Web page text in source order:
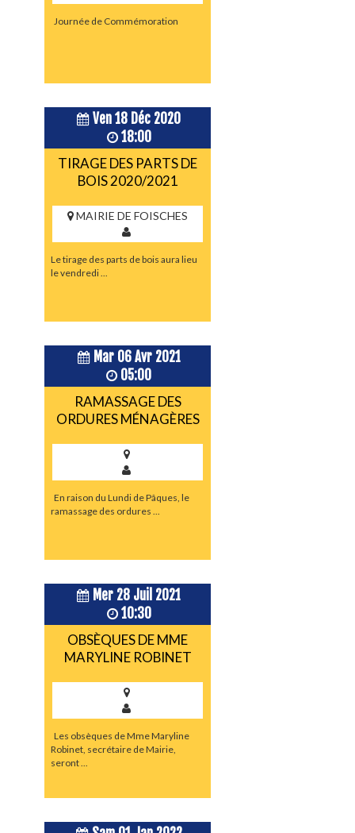
Journée de Commémoration
Ven 18 Déc 2020
18:00
TIRAGE DES PARTS DE
BOIS 2020/2021
MAIRIE DE FOISCHES
Le tirage des parts de bois aura lieu
le vendredi ...
Mar 06 Avr 2021
05:00
RAMASSAGE DES
ORDURES MÉNAGÈRES
En raison du Lundi de Pâques, le
ramassage des ordures ...
Mer 28 Juil 2021
10:30
OBSÈQUES DE MME
MARYLINE ROBINET
Les obsèques de Mme Maryline
Robinet, secrétaire de Mairie,
seront ...